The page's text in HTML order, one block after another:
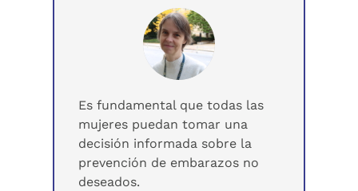
Es fundamental que todas las
mujeres puedan tomar una
decisión informada sobre la
prevención de embarazos no
deseados.